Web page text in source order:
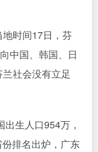
时间17日，芬
中国、韩国、日
社会没有立足
生人口954万，
排名出炉，广东